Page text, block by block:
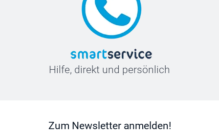
Hilfe, direkt und persönlich
Zum Newsletter anmelden!